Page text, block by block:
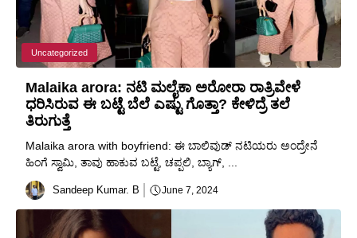
Uncategorized
Malaika arora: ನಟಿ ಮಲೈಕಾ ಅರೋರಾ ರಾತ್ರಿವೇಳೆ
ಧರಿಸಿರುವ ಈ ಬಟ್ಟೆ ಬೆಲೆ ಎಷ್ಟು ಗೊತ್ತಾ? ಕೇಳಿದ್ರೆ ತಲೆ
ತಿರುಗುತ್ತೆ
Malaika arora with boyfriend: ಈ ಬಾಲಿವುಡ್ ನಟಿಯರು ಅಂದ್ರೇನೆ
ಹಿಂಗೆ ಸ್ವಾಮಿ, ತಾವು ಹಾಕುವ ಬಟ್ಟೆ, ಚಪ್ಪಲಿ, ಬ್ಯಾಗ್, ...
Sandeep Kumar. B June 7, 2024